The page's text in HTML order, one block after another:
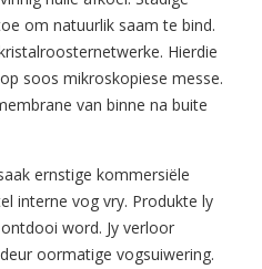
om natuurlik saam te bind.
Hierdie
soos mikroskopiese messe.
van binne na buite
ernstige kommersiële
interne vog vry. Produkte ly
word. Jy verloor
oormatige vogsuiwering.